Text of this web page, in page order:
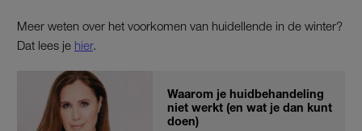
Meer weten over het voorkomen van huidellende in de winter?
Dat lees je hier.
Waarom je huidbehandeling
niet werkt (en wat je dan kunt
doen)